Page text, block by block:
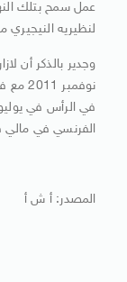
عمل سمح بتلك
لنظيريه النيجيري
وجدير بالذكر أن
الفرنسي في مالي
المصدر: أ ش أ